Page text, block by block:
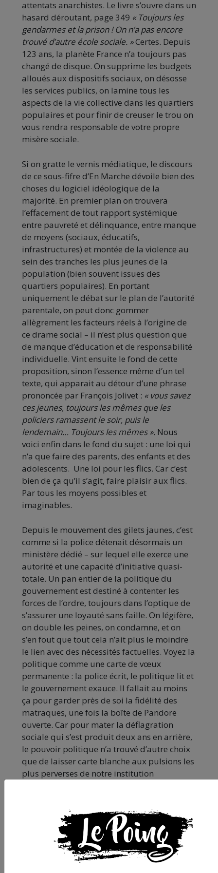
attentats anarchistes. Le livre s’ouvre dans un
hasard déroutant, page 349 « Toujours les
gendarmes et la prison ! On n’a pas encore
trouvé d’autre école sociale. »Certes. Depuis
123 ans, la planète France n’a toujours pas
changé de disque. On supprime les budgets
alloués aux dispositifs sociaux, on désosse
les services publics, on lamine tous les
aspects de la vie collective dans les quartiers
populaires et pour finir de creuser le trou on
vous rendra responsable de votre propre
misère sociale.
Si on gratte le vernis médiatique, le discours
de ce sous-fifre d’En Marche dévoile bien des
choses du logiciel idéologique de la
majorité. En premier plan on trouvera
l’effacement de tout rapport systémique
entre pauvreté et délinquance, entre manque
de moyens (sociaux, éducatifs,
infrastructures) et montée de la violence au
sein des tranches les plus jeunes de la
population (bien souvent issues des
quartiers populaires). En portant
uniquement le débat sur le plan de l’autorité
parentale, on peut donc gommer
allègrement les facteurs réels à l’origine de
ce drame social – il n’est plus question que
de manque d’éducation et de responsabilité
individuelle. Vint ensuite le fond de cette
proposition, sinon l’essence même d’un tel
texte, qui apparait au détour d’une phrase
prononcée par François Jolivet : « vous savez
ces jeunes, toujours les mêmes que les
policiers ramassent le soir, puis le
lendemain… Toujours les mêmes ». Nous
voici enfin dans le fond du sujet : une loi qui
n’a que faire des parents, des enfants et des
adolescents. Une loi pour les flics. Car c’est
bien de ça qu’il s’agit, faire plaisir aux flics.
Par tous les moyens possibles et
imaginables.
Depuis le mouvement des gilets jaunes, c’est
comme si la police détenait désormais un
ministère dédié – sur lequel elle exerce une
autorité et une capacité d’initiative quasi-
totale. Un pan entier de la politique du
gouvernement est destiné à contenter les
forces de l’ordre, toujours dans l’optique de
s’assurer une loyauté sans faille. On légifère,
on double les peines, on condamne, et on
s’en fout que tout cela n’ait plus le moindre
le lien avec des nécessités factuelles. Voyez la
politique comme une carte de vœux
permanente : la police écrit, le politique lit et
le gouvernement exauce. Il fallait au moins
ça pour garder près de soi la fidélité des
matraques, une fois la boîte de Pandore
ouverte. Car pour mater la déflagration
sociale qui s’est produit deux ans en arrière,
le pouvoir politique n’a trouvé d’autre choix
que de laisser carte blanche aux pulsions les
plus perverses de notre institution
qu’on pourrait virer Darmanin pour le
remplacer par un syndicaliste d’Alliance sans
bousculer d’un poil l’agenda politique du
ministère. Un ministre de figuration qui sera
d’ailleurs présent à la manifestation